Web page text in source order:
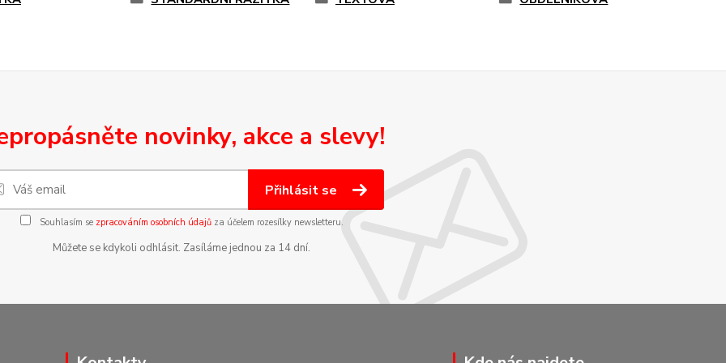
novinky, akce a slevy!
Přihlásit se
Souhlasím se zpracováním osobních údajůza účelem rozesílky newsletteru.
Můžete se kdykoli odhlásit. Zasíláme jednou za 14 dní.